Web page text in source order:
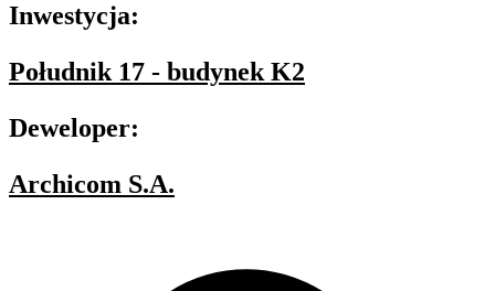
Inwestycja:
Południk 17 - budynek K2
Deweloper:
Archicom S.A.